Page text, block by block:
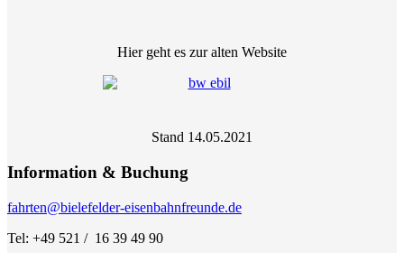
Hier geht es zur alten Website
Stand 14.05.2021
Information & Buchung
fahrten@bielefelder-eisenbahnfreunde.de
Tel: +49 521 / 16 39 49 90